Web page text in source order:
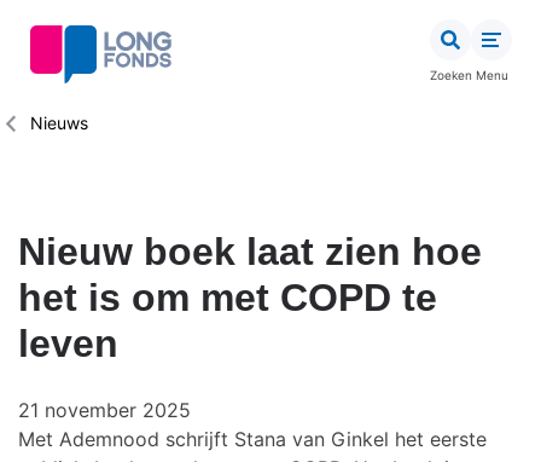
inhoud
Zoeken Menu
Kruimelpad
Nieuws
Nieuw boek laat zien hoe
het is om met COPD te
leven
21 november 2025
Met Ademnood schrijft Stana van Ginkel het eerste